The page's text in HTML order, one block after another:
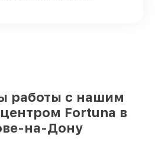
работы с нашим
Fortuna в
на-Дону